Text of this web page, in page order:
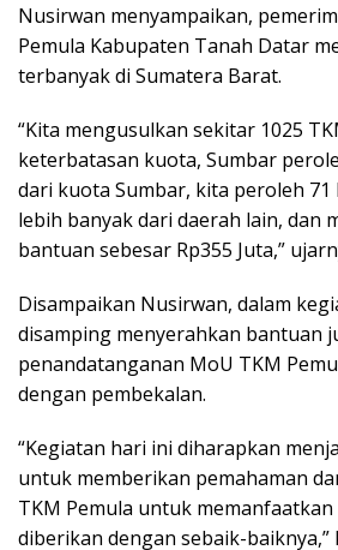
Nusirwan menyampaikan,
Pemula Kabupaten Tanah Datar
terbanyak di Sumatera Barat.
“Kita mengusulkan sekitar 1025
keterbatasan kuota, Sumbar
dari kuota Sumbar, kita peroleh
lebih banyak dari daerah lain, dan
bantuan sebesar Rp355 Juta,”
Disampaikan Nusirwan, dalam
disamping menyerahkan bantuan
penandatanganan MoU TKM
dengan pembekalan.
“Kegiatan hari ini diharapkan
untuk memberikan pemahaman
TKM Pemula untuk
diberikan dengan sebaik-baiknya,”